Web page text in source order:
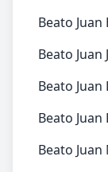
Beato
Beato Juan
Beato
Beato
Beato